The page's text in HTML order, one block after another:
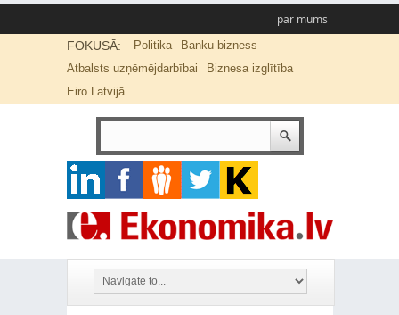
par mums
FOKUSĀ: Politika
Banku bizness
Atbalsts uzņēmējdarbībai
Biznesa izglītība
Eiro Latvijā